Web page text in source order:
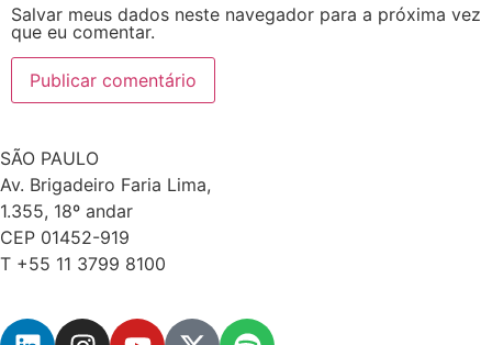
Salvar meus dados neste navegador para a próxima vez
que eu comentar.
SÃO PAULO
Av. Brigadeiro Faria Lima,
1.355, 18º andar
CEP 01452-919
T +55 11 3799 8100